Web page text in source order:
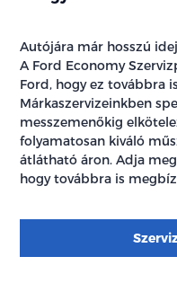
Autójára már hosszú
A Ford Economy
Ford, hogy ez továbbra
Márkaszervizeinkben
messzemenőkig
folyamatosan kiváló
átlátható áron. Adja
hogy továbbra is